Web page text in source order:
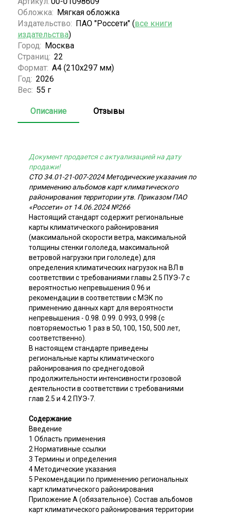
Обложка: Мягкая обложка
Издательство: ПАО "Россети" (все книги
издательства)
Город: Москва
Страниц: 22
Формат: А4 (210х297 мм)
Год: 2026
Вес: 55 г
Описание Отзывы
Документ продается с актуализацией на дату
продажи!
СТО 34.01-21-007-2024 Методические указания по
применению альбомов карт климатического
районирования территории утв. Приказом ПАО
«Россети» от 14.06.2024 №266
Настоящий стандарт содержит региональные
карты климатического районирования
(максимальной скорости ветра, максимальной
толщины стенки гололеда, максимальной
ветровой нагрузки при гололеде) для
определения климатических нагрузок на ВЛ в
соответствии с требованиями главы 2.5 ПУЭ-7 с
вероятностью непревышения 0.96 и
рекомендации в соответствии с МЭК по
применению данных карт для вероятности
непревышения - 0.98. 0.99. 0.993, 0.998 (с
повторяемостью 1 раз в 50, 100, 150, 500 лет,
соответственно).
В настоящем стандарте приведены
региональные карты климатического
районирования по среднегодовой
продолжительности интенсивности грозовой
деятельности в соответствии с требованиями
глав 2.5 и 4.2 ПУЭ-7.
Содержание
Введение
1 Область применения
2 Нормативные ссылки
3 Термины и определения
4 Методические указания
5 Рекомендации по применению региональных
карт климатического районирования
Приложение А (обязательное). Состав альбомов
карт климатического районирования территории